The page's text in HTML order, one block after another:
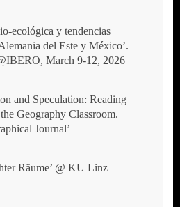
ecológica y tendencias
del Este y México’.
March 9-12, 2026
and Speculation: Reading
Geography Classroom.
Journal’
Räume’ @ KU Linz